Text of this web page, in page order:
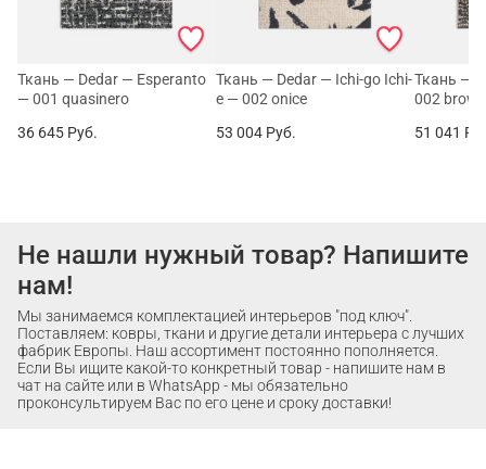
Ткань — Dedar — Esperanto
— 001 quasinero
36 645 Руб.
Ткань — Dedar — Ichi-go Ichi-
e — 002 onice
53 004 Руб.
Ткань —
002
51 041
Не нашли нужный товар? Напишите
нам!
Мы занимаемся комплектацией интерьеров "под ключ".
Поставляем: ковры, ткани и другие детали интерьера с лучших
фабрик Европы. Наш ассортимент постоянно пополняется.
Если Вы ищите какой-то конкретный товар - напишите нам в
чат на сайте или в WhatsApp - мы обязательно
проконсультируем Вас по его цене и сроку доставки!